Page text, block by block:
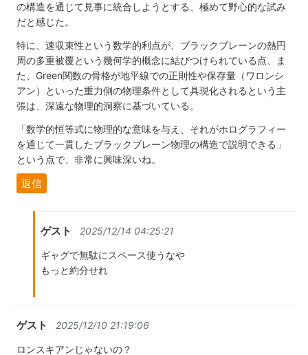
の構造を通じて見事に統合しようとする、極めて野心的な試み
だと感じた。
特に、速収束性という数学的利点が、ブラックブレーンの熱円
周の多重被覆という幾何学的概念に結びつけられている点、ま
た、Green関数の骨格が地平線での正則性や保存量（ワロンシ
アン）といった重力側の物理条件として具現化されるという主
張は、深遠な物理的洞察に基づいている。
「数学的恒等式に物理的な意味を与え、それがホログラフィー
を通じて一貫したブラックブレーン物理の構造で説明できる」
という点で、非常に興味深いね。
返信
ゲスト 2025/12/14 04:25:21
ギャグで無駄にスペース使うなや
もっと約分せれ
ゲスト 2025/12/10 21:19:06
ロンスキアンじゃないの？